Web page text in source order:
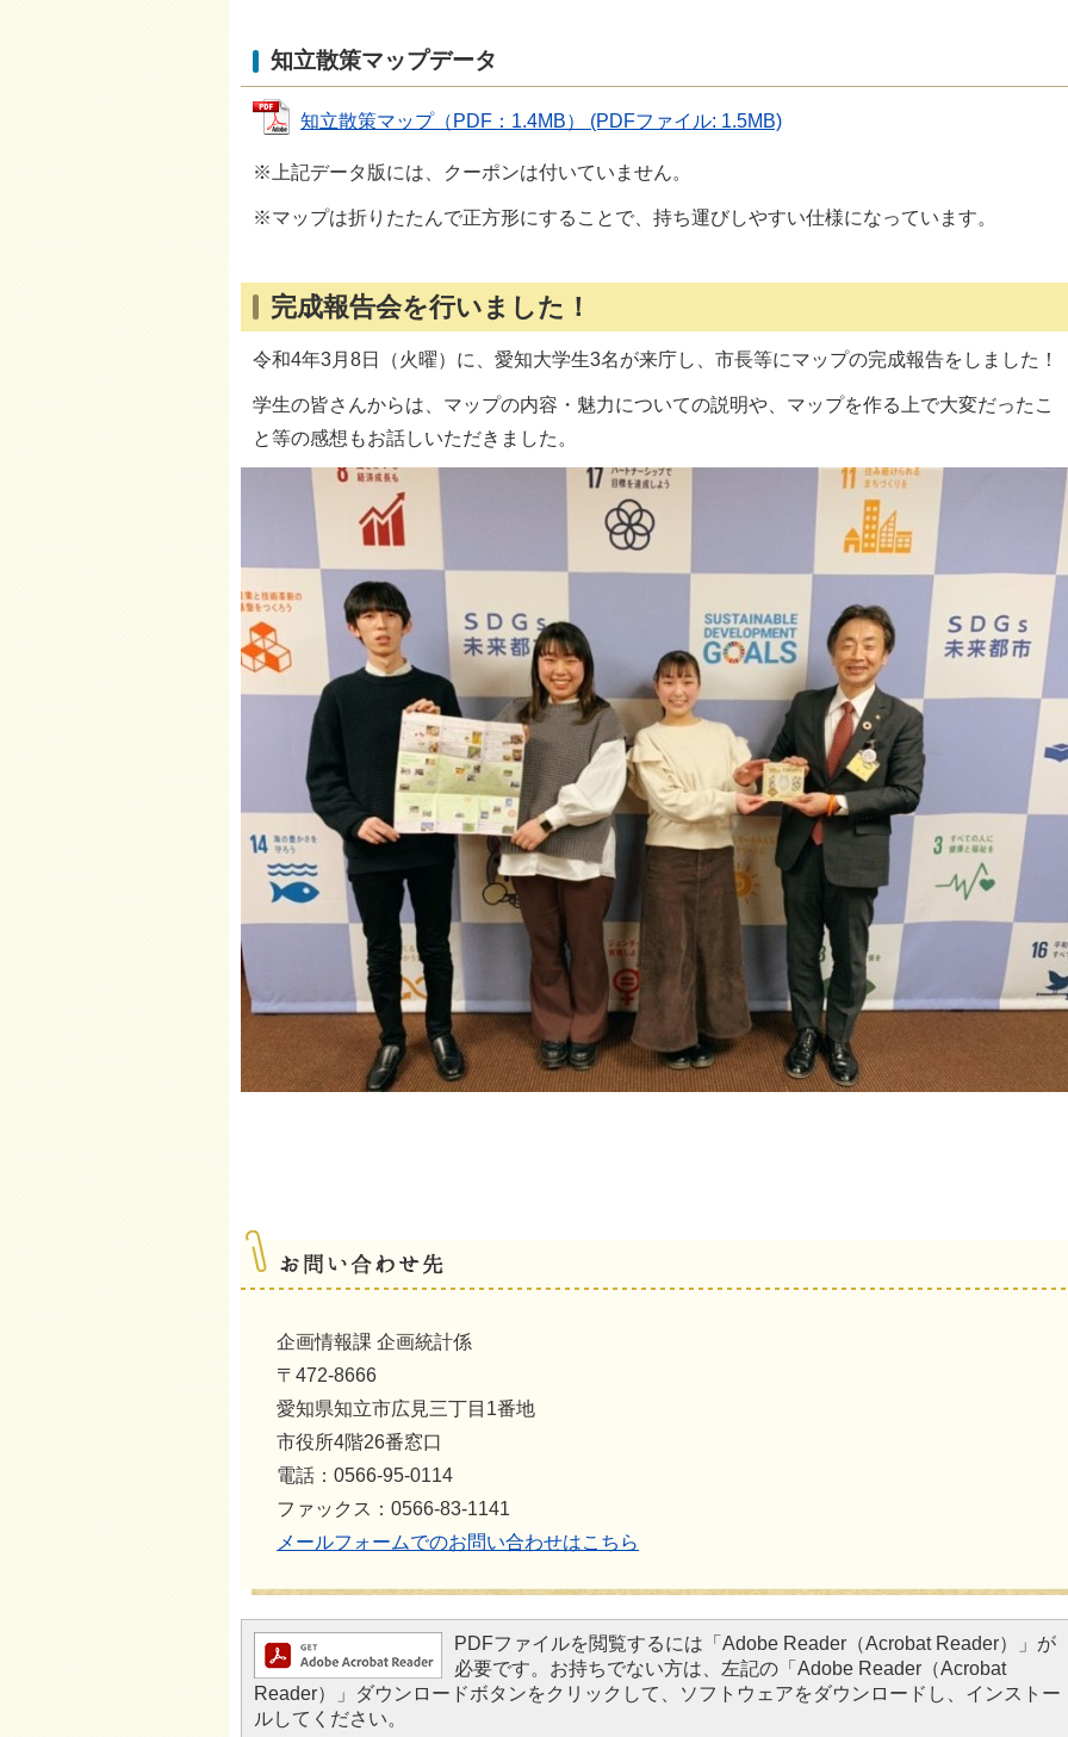
知立散策マップデータ
知立散策マップ（PDF：1.4MB） (PDFファイル: 1.5MB)
※上記データ版には、クーポンは付いていません。
※マップは折りたたんで正方形にすることで、持ち運びしやすい仕様になっています。
完成報告会を行いました！
令和4年3月8日（火曜）に、愛知大学生3名が来庁し、市長等にマップの完成報告をしました！
学生の皆さんからは、マップの内容・魅力についての説明や、マップを作る上で大変だったこ
と等の感想もお話しいただきました。
企画情報課 企画統計係
〒472-8666
愛知県知立市広見三丁目1番地
市役所4階26番窓口
電話：0566-95-0114
ファックス：0566-83-1141
メールフォームでのお問い合わせはこちら
PDFファイルを閲覧するには「Adobe Reader（Acrobat Reader）」が
必要です。お持ちでない方は、左記の「Adobe Reader（Acrobat
Reader）」ダウンロードボタンをクリックして、ソフトウェアをダウンロードし、インストー
ルしてください。